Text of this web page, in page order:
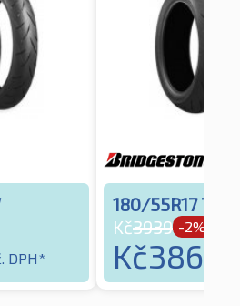
DPH*
180/55R17 73W
Kč3939 -2%
Kč3860